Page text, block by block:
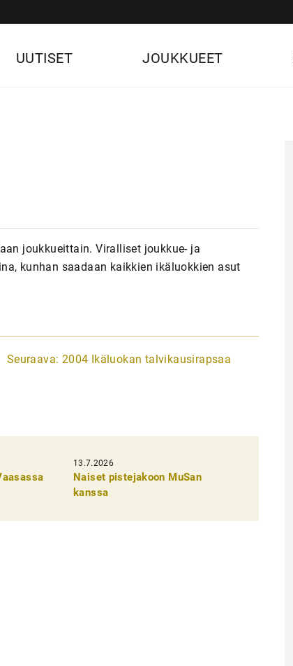
UUTISET JOUKKUEET
joukkueittain. Viralliset joukkue- ja
kunhan saadaan kaikkien ikäluokkien asut
Seuraava: 2004 Ikäluokan talvikausirapsaa
13.7.2026
Naiset pistejakoon MuSan
kanssa